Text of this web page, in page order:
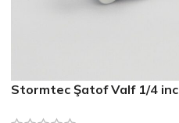
Stormtec Şatof Valf 1/4 inc